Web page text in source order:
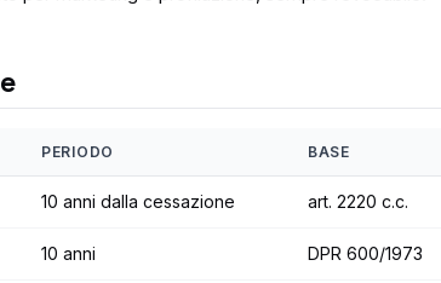
PERIODO BASE
10 anni dalla cessazione art. 2220 c.c.
10 anni DPR 600/1973